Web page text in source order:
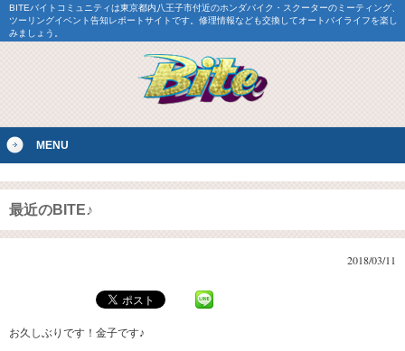
BITEバイトコミュニティは東京都内八王子市付近のホンダバイク・スクーターのミーティング、
ツーリングイベント告知レポートサイトです。修理情報なども交換してオートバイライフを楽し
みましょう。
MENU
最近のBITE♪
2018/03/11
お久しぶりです！金子です♪